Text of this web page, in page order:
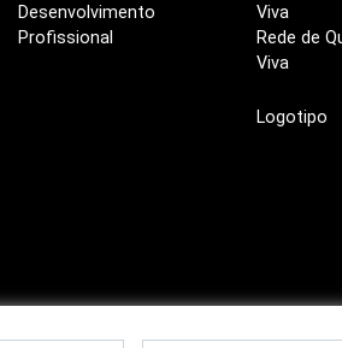
Desenvolvimento
Profissional
Viva
Rede de
Viva
Logotipo